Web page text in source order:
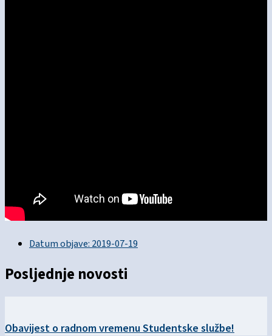
Datum objave:2019-07-19
Posljednje novosti
Obavijest o radnom vremenu Studentske službe!